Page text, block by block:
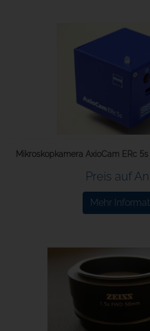
Mikroskopkamera AxioCam ERc 5s
Preis auf
Mehr